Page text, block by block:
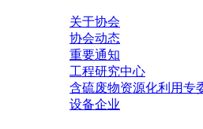
关于协会
协会动态
重要通知
工程研究中心
含硫废物资源化利用专
设备企业